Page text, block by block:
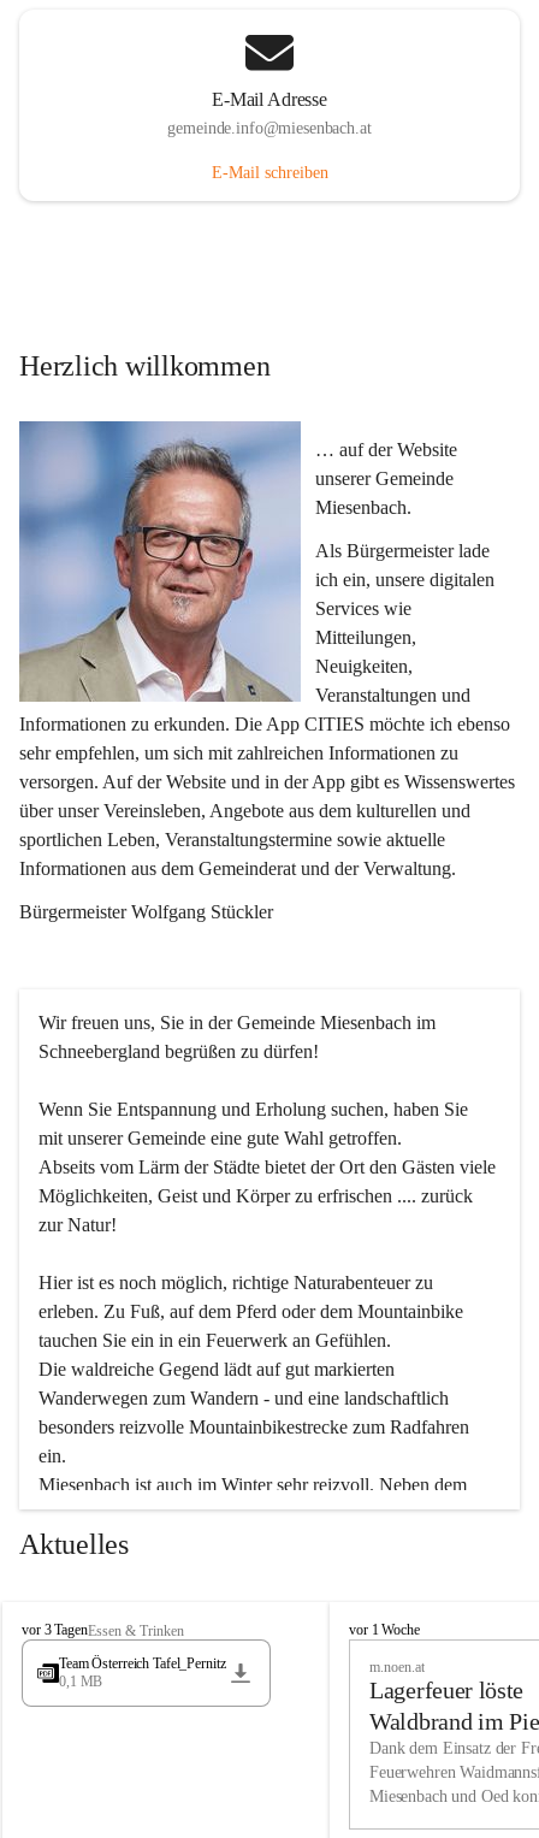
E-Mail Adresse
gemeinde.info@miesenbach.at
E-Mail schreiben
Herzlich willkommen
… auf der Website
unserer Gemeinde
Miesenbach.
Als Bürgermeister lade
ich ein, unsere digitalen
Services wie
Mitteilungen,
Neuigkeiten,
Veranstaltungen und
Informationen zu erkunden. Die App CITIES möchte ich ebenso
sehr empfehlen, um sich mit zahlreichen Informationen zu
versorgen. Auf der Website und in der App gibt es Wissenswertes
über unser Vereinsleben, Angebote aus dem kulturellen und
sportlichen Leben, Veranstaltungstermine sowie aktuelle
Informationen aus dem Gemeinderat und der Verwaltung.
Bürgermeister Wolfgang Stückler
Wir freuen uns, Sie in der Gemeinde Miesenbach im
Schneebergland begrüßen zu dürfen!
Wenn Sie Entspannung und Erholung suchen, haben Sie
mit unserer Gemeinde eine gute Wahl getroffen.
Abseits vom Lärm der Städte bietet der Ort den Gästen viele
Möglichkeiten, Geist und Körper zu erfrischen .... zurück
zur Natur!
Hier ist es noch möglich, richtige Naturabenteuer zu
erleben. Zu Fuß, auf dem Pferd oder dem Mountainbike
tauchen Sie ein in ein Feuerwerk an Gefühlen.
Die waldreiche Gegend lädt auf gut markierten
Wanderwegen zum Wandern - und eine landschaftlich
besonders reizvolle Mountainbikestrecke zum Radfahren
ein.
Miesenbach ist auch im Winter sehr reizvoll. Neben dem
Eisstockschießen gibt es auf dem nahe gelegenen Unterberg
wunderschöne Naturschneepisten, die zum Schifahren oder
vielfältige Angebot unserer Kulturvereine.
Überzeugen Sie sich selbst, dass Sie in Miesenbach sowie
in den Beherbergungsbetrieben, Gaststätten und urigen
Wir kennen Miesenbach als lebens- und liebenswerten Ort.
Tradition und Innovation werden ebenso groß geschrieben
Aktuelles
M
i
s
vor 3 TagenEssen & Trinken
Team Österreich Tafel_Pernitz
0,1 MB
M
h
vor 1 Woche
m.noen.at
Lagerfeuer löste
Waldbrand im
aus
Dank dem Einsatz der
Feuerwehren
Miesenbach und Oed